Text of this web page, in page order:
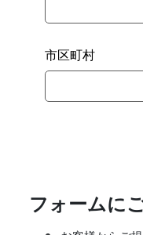
市区町村
フォームに